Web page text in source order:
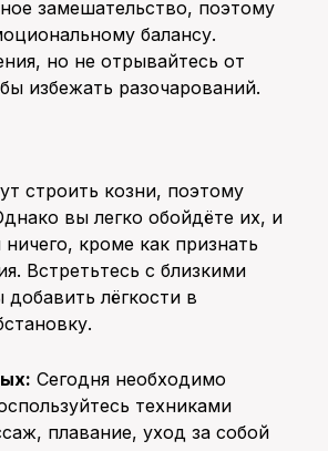
замешательство, поэтому
балансу.
но не отрывайтесь от
избежать разочарований.
строить козни, поэтому
вы легко обойдёте их, и
кроме как признать
Встретьтесь с близкими
лёгкости в
Сегодня необходимо
техниками
плавание, уход за собой